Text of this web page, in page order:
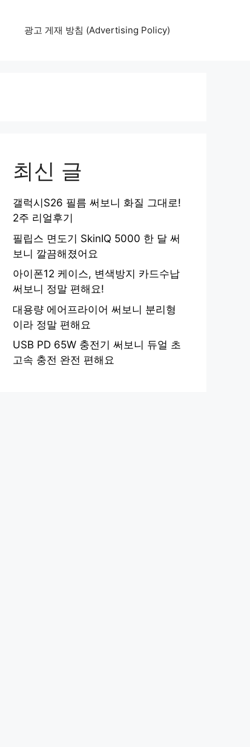
광고 게재 방침 (Advertising Policy)
최신 글
갤럭시S26 필름 써보니 화질 그대로!
2주 리얼후기
필립스 면도기 SkinIQ 5000 한 달 써
보니 깔끔해졌어요
아이폰12 케이스, 변색방지 카드수납
써보니 정말 편해요!
대용량 에어프라이어 써보니 분리형
이라 정말 편해요
USB PD 65W 충전기 써보니 듀얼 초
고속 충전 완전 편해요